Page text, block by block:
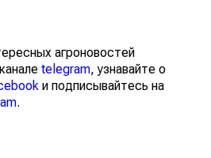
каналеtelegram, узнавайте о
и подписывайтесь на
.